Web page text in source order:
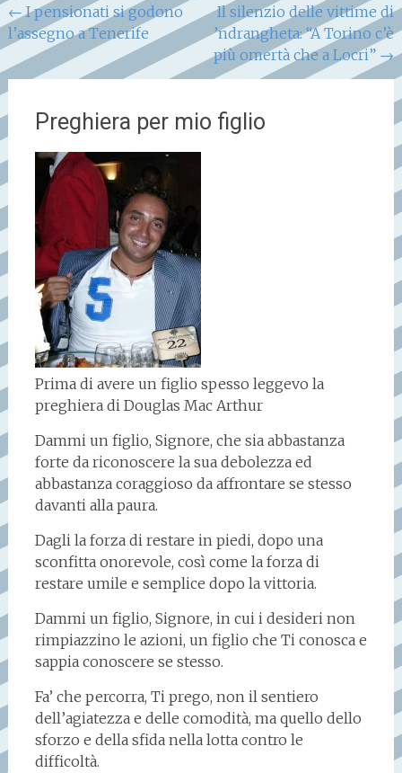
Navigazione
articoli
←I pensionati si godono
l’assegno a Tenerife
Il silenzio delle vittime di
’ndrangheta: “A Torino c’è
più omertà che a Locri” →
Preghiera per mio figlio
Prima di avere un figlio spesso leggevo la
preghiera di Douglas Mac Arthur
Dammi un figlio, Signore, che sia abbastanza
forte da riconoscere la sua debolezza ed
abbastanza coraggioso da affrontare se stesso
davanti alla paura.
Dagli la forza di restare in piedi, dopo una
sconfitta onorevole, così come la forza di
restare umile e semplice dopo la vittoria.
Dammi un figlio, Signore, in cui i desideri non
rimpiazzino le azioni, un figlio che Ti conosca e
sappia conoscere se stesso.
Fa’ che percorra, Ti prego, non il sentiero
dell’agiatezza e delle comodità, ma quello dello
sforzo e della sfida nella lotta contro le
difficoltà.